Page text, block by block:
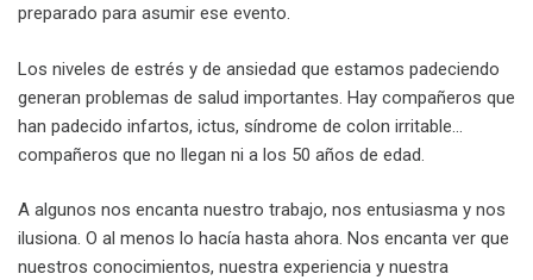
preparado para asumir ese evento.
Los niveles de estrés y de ansiedad que estamos padeciendo
generan problemas de salud importantes. Hay compañeros que
han padecido infartos, ictus, síndrome de colon irritable…
compañeros que no llegan ni a los 50 años de edad.
A algunos nos encanta nuestro trabajo, nos entusiasma y nos
ilusiona. O al menos lo hacía hasta ahora. Nos encanta ver que
nuestros conocimientos, nuestra experiencia y nuestra